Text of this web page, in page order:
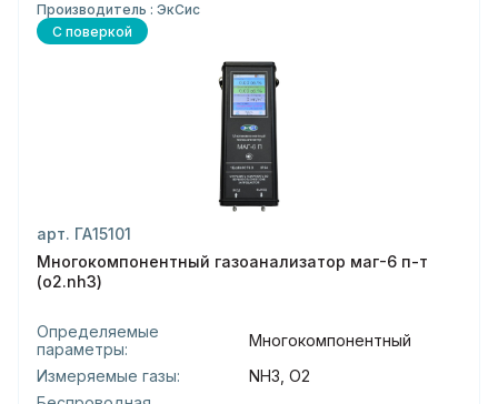
Производитель : ЭкСис
С поверкой
арт. ГА15101
Многокомпонентный газоанализатор маг-6 п-т
(o2.nh3)
Определяемые
параметры:
Многокомпонентный
Измеряемые газы:
NH3, O2